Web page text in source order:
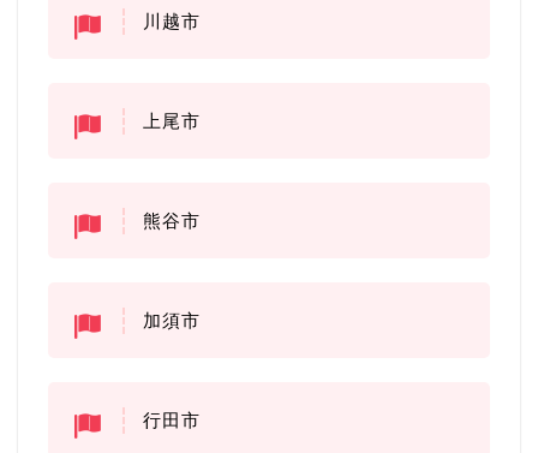
川越市
上尾市
熊谷市
加須市
行田市